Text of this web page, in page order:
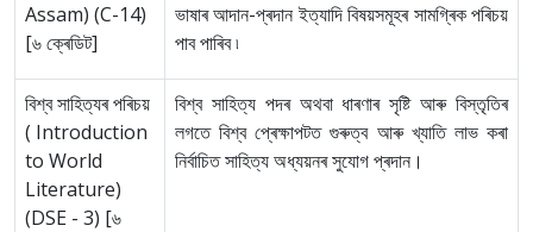
Assam) (C-14)
[৬ ক্ৰেডিট]
ভাষাৰ আদান-প্ৰদান ইত্যাদি বিষয়সমূহৰ সামগ্ৰিক পৰিচয়
পাব পাৰিব ৷
বিশ্ব সাহিত্যৰ পৰিচয়
( Introduction
to World
Literature)
(DSE - 3) [৬
বিশ্ব সাহিত্য পদৰ অথবা ধাৰণাৰ সৃষ্টি আৰু বিস্তৃতিৰ
লগতে বিশ্ব প্ৰেক্ষাপটত গুৰুত্ব আৰু খ্যাতি লাভ কৰা
নিৰ্বাচিত সাহিত্য অধ্যয়নৰ সুযোগ প্ৰদান।